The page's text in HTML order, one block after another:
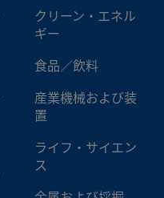
6 mm
クリーン・エネル
ギー
食品／飲料
産業機械および装
置
ライフ・サイエン
ス